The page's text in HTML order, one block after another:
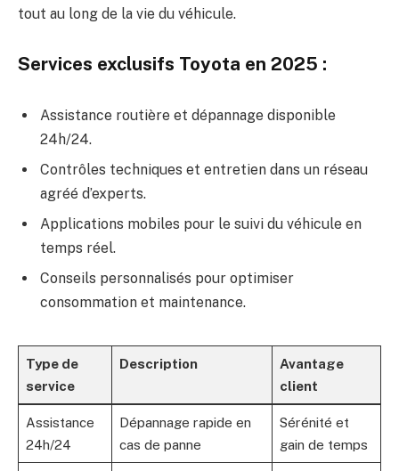
tout au long de la vie du véhicule.
Services exclusifs Toyota en 2025 :
Assistance routière et dépannage disponible
24h/24.
Contrôles techniques et entretien dans un réseau
agréé d’experts.
Applications mobiles pour le suivi du véhicule en
temps réel.
Conseils personnalisés pour optimiser
consommation et maintenance.
Type de
service
Description
Avantage
client
Assistance
24h/24
Dépannage rapide en
cas de panne
Sérénité et
gain de temps